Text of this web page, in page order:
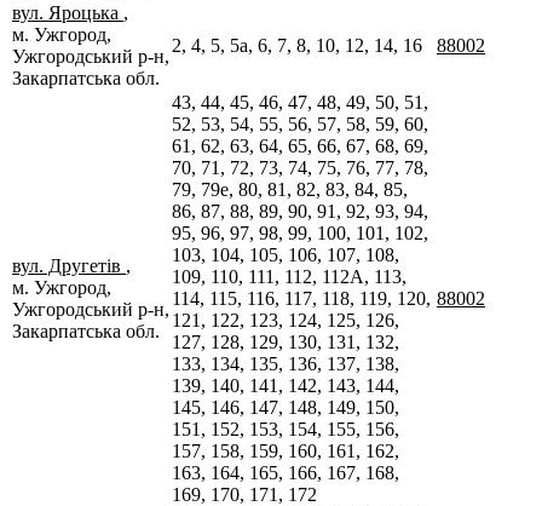
вул. Яроцька ,
м. Ужгород,
Ужгородський р-н,
Закарпатська обл.
2, 4, 5, 5а, 6, 7, 8, 10, 12, 14, 16 88002
вул. Другетів ,
м. Ужгород,
Ужгородський р-н,
Закарпатська обл.
43, 44, 45, 46, 47, 48, 49, 50, 51,
52, 53, 54, 55, 56, 57, 58, 59, 60,
61, 62, 63, 64, 65, 66, 67, 68, 69,
70, 71, 72, 73, 74, 75, 76, 77, 78,
79, 79е, 80, 81, 82, 83, 84, 85,
86, 87, 88, 89, 90, 91, 92, 93, 94,
95, 96, 97, 98, 99, 100, 101, 102,
103, 104, 105, 106, 107, 108,
109, 110, 111, 112, 112А, 113,
114, 115, 116, 117, 118, 119, 120,
121, 122, 123, 124, 125, 126,
127, 128, 129, 130, 131, 132,
133, 134, 135, 136, 137, 138,
139, 140, 141, 142, 143, 144,
145, 146, 147, 148, 149, 150,
151, 152, 153, 154, 155, 156,
157, 158, 159, 160, 161, 162,
163, 164, 165, 166, 167, 168,
169, 170, 171, 172
88002